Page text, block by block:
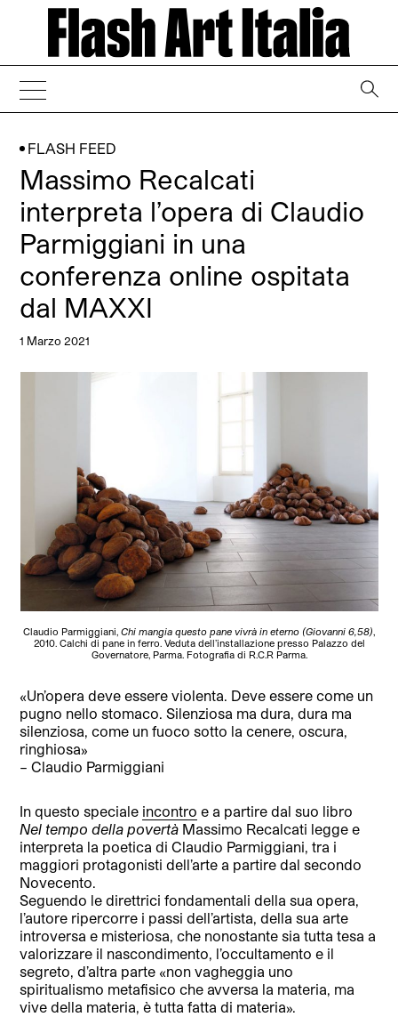
FLASH FEED
Massimo Recalcati
interpreta l’opera di Claudio
Parmiggiani in una
conferenza online ospitata
dal MAXXI
1 Marzo 2021
Claudio Parmiggiani, Chi mangia questo pane vivrà in eterno (Giovanni 6,58),
2010. Calchi di pane in ferro. Veduta dell’installazione presso Palazzo del
Governatore, Parma. Fotografia di R.C.R Parma.
«Un’opera deve essere violenta. Deve essere come un
pugno nello stomaco. Silenziosa ma dura, dura ma
silenziosa, come un fuoco sotto la cenere, oscura,
ringhiosa»
– Claudio Parmiggiani
In questo speciale incontro e a partire dal suo libro
Nel tempo della povertà Massimo Recalcati legge e
interpreta la poetica di Claudio Parmiggiani, tra i
maggiori protagonisti dell’arte a partire dal secondo
Novecento.
Seguendo le direttrici fondamentali della sua opera,
l’autore ripercorre i passi dell’artista, della sua arte
introversa e misteriosa, che nonostante sia tutta tesa a
valorizzare il nascondimento, l’occultamento e il
segreto, d’altra parte «non vagheggia uno
spiritualismo metafisico che avversa la materia, ma
vive della materia, è tutta fatta di materia».